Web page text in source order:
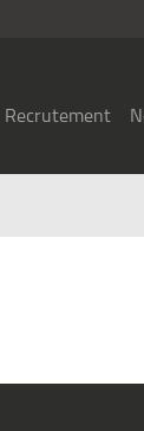
Recrutement